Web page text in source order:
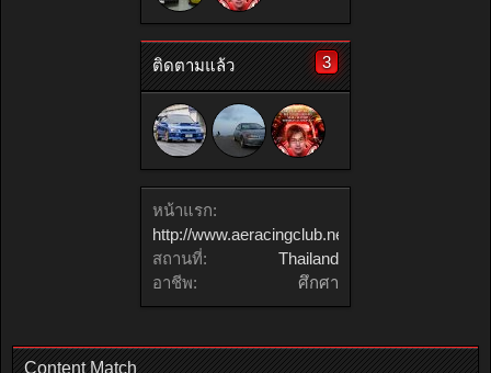
ติดตามแล้ว 3
หน้าแรก:
http://www.aeracingclub.net
สถานที่:
Thailand
อาชีพ:
ศึกศา
Content Match